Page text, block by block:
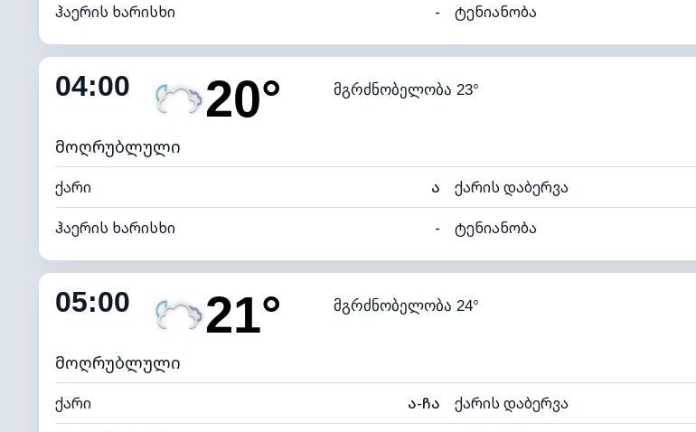
ჰაერის ხარისხი - ტენიანობა
შიდა ტენიანობა 93% (კომფორტული) ღრუბლიანობა
ნამის წერტილი 19°C ხილვადობა
განათების ინდექსი
04:00 20° მგრძნობელობა 23°
მოღრუბლული
ქარი ა ქარის დაბერვა
ჰაერის ხარისხი - ტენიანობა
შიდა ტენიანობა 93% (კომფორტული) ღრუბლიანობა
ნამის წერტილი 19°C ხილვადობა
განათების ინდექსი
05:00 21° მგრძნობელობა 24°
მოღრუბლული
ქარი ა-ჩა ქარის დაბერვა